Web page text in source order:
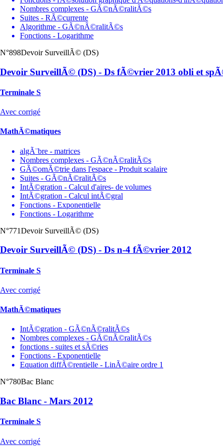
Nombres complexes - GÃ©nÃ©ralitÃ©s
Suites - RÃ©currente
Algorithme - GÃ©nÃ©ralitÃ©s
Fonctions - Logarithme
N°898Devoir SurveillÃ© (DS)
Devoir SurveillÃ© (DS) - Ds fÃ©vrier 2013 obli et
Terminale S
Avec corrigé
MathÃ©matiques
algÃ¨bre - matrices
Nombres complexes - GÃ©nÃ©ralitÃ©s
GÃ©omÃ©trie dans l'espace - Produit scalaire
Suites - GÃ©nÃ©ralitÃ©s
IntÃ©gration - Calcul d'aires- de volumes
IntÃ©gration - Calcul intÃ©gral
Fonctions - Exponentielle
Fonctions - Logarithme
N°771Devoir SurveillÃ© (DS)
Devoir SurveillÃ© (DS) - Ds n-4 fÃ©vrier 2012
Terminale S
Avec corrigé
MathÃ©matiques
IntÃ©gration - GÃ©nÃ©ralitÃ©s
Nombres complexes - GÃ©nÃ©ralitÃ©s
fonctions - suites et sÃ©ries
Fonctions - Exponentielle
Equation diffÃ©rentielle - LinÃ©aire ordre 1
N°780Bac Blanc
Bac Blanc - Mars 2012
Terminale S
Avec corrigé